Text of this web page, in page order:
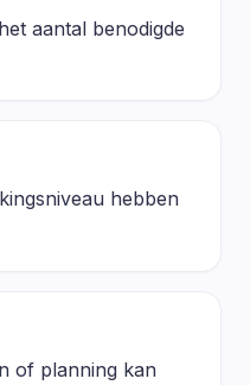
aantal benodigde
hebben
of planning kan